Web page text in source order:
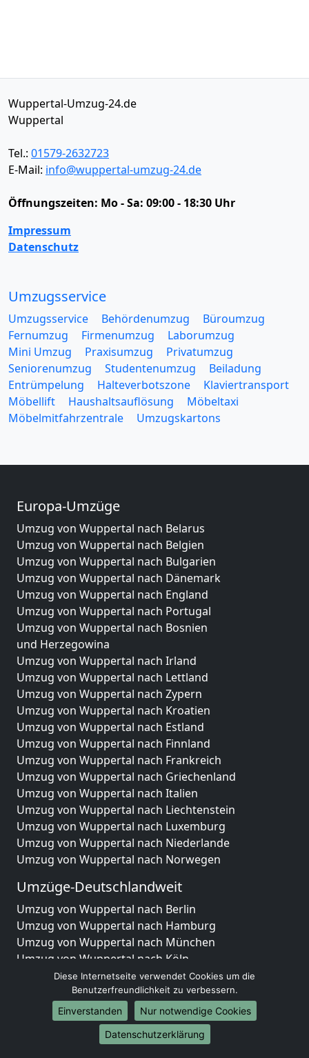
Wuppertal-Umzug-24.de
Wuppertal
Tel.: 01579-2632723
E-Mail: info@wuppertal-umzug-24.de
Öffnungszeiten: Mo - Sa: 09:00 - 18:30 Uhr
Impressum
Datenschutz
Umzugsservice
Umzugsservice Behördenumzug
Büroumzug
Fernumzug
Firmenumzug
Laborumzug
Mini Umzug
Praxisumzug
Privatumzug
Seniorenumzug
Studentenumzug
Beiladung
Entrümpelung
Halteverbotszone
Klaviertransport
Möbellift
Haushaltsauflösung
Möbeltaxi
Möbelmitfahrzentrale
Umzugskartons
Europa-Umzüge
Umzug von Wuppertal nach Belarus
Umzug von Wuppertal nach Belgien
Umzug von Wuppertal nach Bulgarien
Umzug von Wuppertal nach Dänemark
Umzug von Wuppertal nach England
Umzug von Wuppertal nach Portugal
Umzug von Wuppertal nach Bosnien
und Herzegowina
Umzug von Wuppertal nach Irland
Umzug von Wuppertal nach Lettland
Umzug von Wuppertal nach Zypern
Umzug von Wuppertal nach Kroatien
Umzug von Wuppertal nach Estland
Umzug von Wuppertal nach Finnland
Umzug von Wuppertal nach Frankreich
Umzug von Wuppertal nach Griechenland
Umzug von Wuppertal nach Italien
Umzug von Wuppertal nach Liechtenstein
Umzug von Wuppertal nach Luxemburg
Umzug von Wuppertal nach Niederlande
Umzug von Wuppertal nach Norwegen
Umzüge-Deutschlandweit
Umzug von Wuppertal nach Berlin
Umzug von Wuppertal nach Hamburg
Umzug von Wuppertal nach München
Umzug von Wuppertal nach Köln
Umzug von Wuppertal nach Frankfurt am Main
Umzug von Wuppertal nach Stuttgart
Umzug von Wuppertal nach Düsseldorf
Umzug von Wuppertal nach Leipzig
Umzug von Wuppertal nach Dortmund
Diese Internetseite verwendet Cookies um die
Benutzerfreundlichkeit zu verbessern.
Einverstanden
Nur notwendige Cookies
Datenschutzerklärung